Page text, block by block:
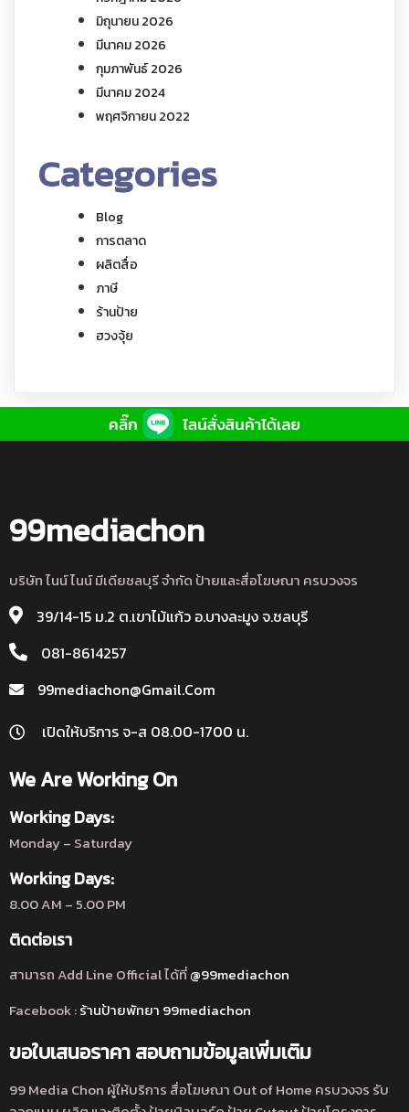
มิถุนายน 2026
มีนาคม 2026
กุมภาพันธ์ 2026
มีนาคม 2024
พฤศจิกายน 2022
Categories
Blog
การตลาด
ผลิตสื่อ
ภาษี
ร้านป้าย
ฮวงจุ้ย
99mediachon
บริษัท ไนน์ ไนน์ มีเดียชลบุรี จำกัด ป้ายและสื่อโฆษณา ครบวงจร
39/14-15 ม.2 ต.เขาไม้แก้ว อ.บางละมูง จ.ชลบุรี
081-8614257
99mediachon@gmail.com
เปิดให้บริการ จ-ส 08.00-1700 น.
We Are Working On
Working Days:
Monday – Saturday
Working Days:
8.00 AM – 5.00 PM
ติดต่อเรา
สามารถ Add Line Official ได้ที่@99mediachon
Facebook :ร้านป้ายพัทยา 99mediachon
ขอใบเสนอราคา สอบถามข้อมูลเพิ่มเติม
99 Media Chon ผู้ให้บริการ สื่อโฆษณา Out of Home ครบวงจร รับ